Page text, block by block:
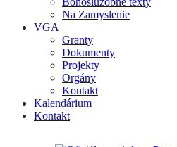
Na Zamyslenie
VGA
Granty
Dokumenty
Projekty
Orgány
Kontakt
Kalendárium
Kontakt